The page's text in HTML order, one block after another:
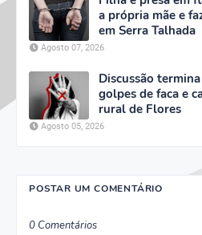
a própria mãe e
em Serra Talhada
Agosto 07, 2026
Discussão
golpes de faca e
rural de Flores
Agosto 05, 2026
POSTAR UM COMENTÁRIO
0 Comentários